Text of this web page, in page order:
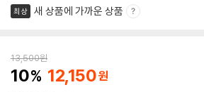
최상 새 상품에 가까운 상품
13,500원
10 12,150